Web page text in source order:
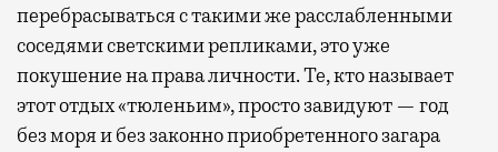
перебрасываться с такими же расслабленными
соседями светскими репликами, это уже
покушение на права личности. Те, кто называет
этот отдых «тюленьим», просто завидуют — год
без моря и без законно приобретенного загара